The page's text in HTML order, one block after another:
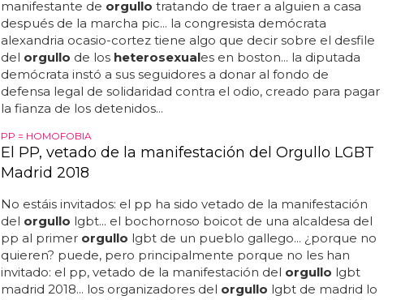
el sábado para elorgullo heterosexualinaugural...
manifestante deorgullotratando de traer a alguien a casa
después de la marcha pic... la congresista demócrata
alexandria ocasio-cortez tiene algo que decir sobre el desfile
delorgullo de los heterosexuales en boston... la diputada
demócrata instó a sus seguidores a donar al fondo de
defensa legal de solidaridad contra el odio, creado para pagar
PP = HOMOFOBIA
El PP, vetado de la manifestación del Orgullo LGBT
No estáis invitados: el pp ha sido vetado de la manifestación
delorgullolgbt... el bochornoso boicot de una alcaldesa del
pp al primerorgullolgbt de un pueblo gallego... ¿porque no
quieren? puede, pero principalmente porque no les han
invitado: el pp, vetado de la manifestación delorgullolgbt